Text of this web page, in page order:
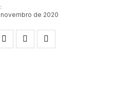
de 2020